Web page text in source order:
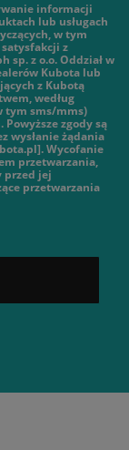
informacji
lub usługach
w tym
z
sp. z o.o. Oddział w
Kubota lub
z Kubotą
według
tym sms/mms)
zgody są
wysłanie żądania
Wycofanie
przetwarzania,
przed jej
przetwarzania